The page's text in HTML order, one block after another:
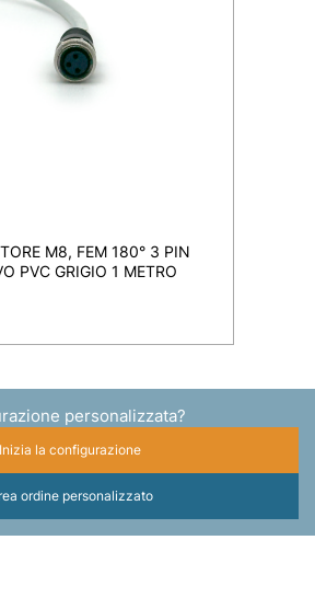
M8, FEM 180° 3 PIN
PVC GRIGIO 1 METRO
personalizzata?
Inizia la configurazione
ordine personalizzato